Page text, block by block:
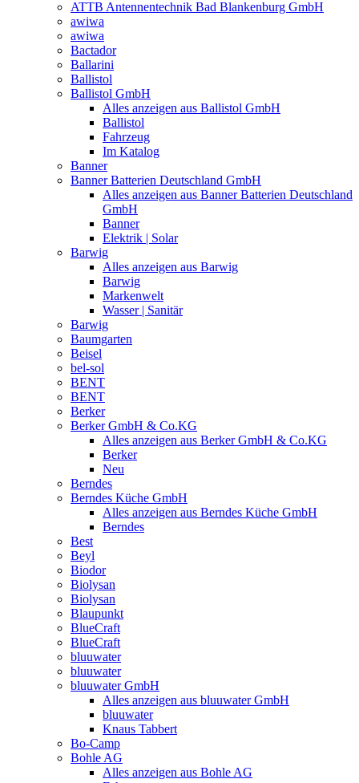
ATTB Antennentechnik Bad Blankenburg GmbH
awiwa
awiwa
Bactador
Ballarini
Ballistol
Ballistol GmbH
Alles anzeigen aus Ballistol GmbH
Ballistol
Fahrzeug
Im Katalog
Banner
Banner Batterien Deutschland GmbH
Alles anzeigen aus Banner Batterien Deutschland
GmbH
Banner
Elektrik | Solar
Barwig
Alles anzeigen aus Barwig
Barwig
Markenwelt
Wasser | Sanitär
Barwig
Baumgarten
Beisel
bel-sol
BENT
BENT
Berker
Berker GmbH & Co.KG
Alles anzeigen aus Berker GmbH & Co.KG
Berker
Neu
Berndes
Berndes Küche GmbH
Alles anzeigen aus Berndes Küche GmbH
Berndes
Best
Beyl
Biodor
Biolysan
Biolysan
Blaupunkt
BlueCraft
BlueCraft
bluuwater
bluuwater
bluuwater GmbH
Alles anzeigen aus bluuwater GmbH
bluuwater
Knaus Tabbert
Bo-Camp
Bohle AG
Alles anzeigen aus Bohle AG